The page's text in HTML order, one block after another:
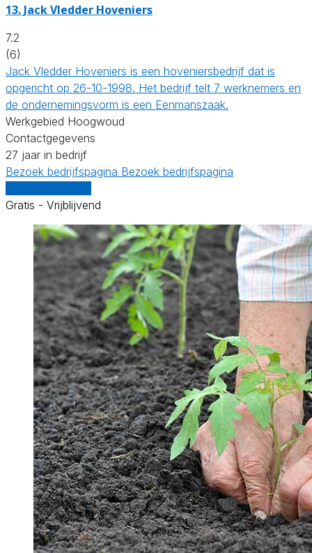
13. Jack Vledder Hoveniers
7.2
(6)
Jack Vledder Hoveniers is een hoveniersbedrijf dat is
opgericht op 26-10-1998. Het bedrijf telt 7 werknemers en
de ondernemingsvorm is een Eenmanszaak.
Werkgebied Hoogwoud
Contactgegevens
27 jaar in bedrijf
Bezoek bedrijfspagina Bezoek bedrijfspagina
Gratis - Vrijblijvend